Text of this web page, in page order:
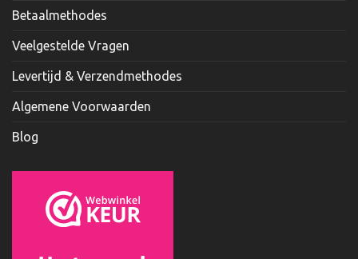
Betaalmethodes
Veelgestelde Vragen
Levertijd & Verzendmethodes
Algemene Voorwaarden
Blog